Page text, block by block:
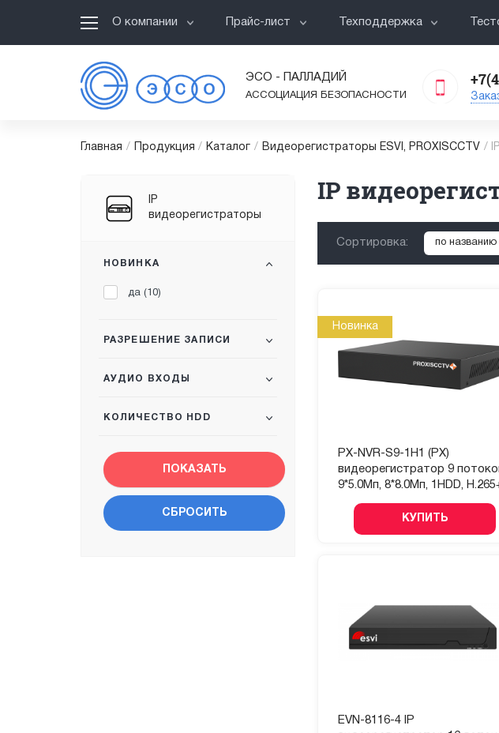
О компании Прайс-лист Техподдержка
ЭСО - ПАЛЛАДИЙ
АССОЦИАЦИЯ БЕЗОПАСНОСТИ
Главная / Продукция / Каталог / Видеорегистраторы ESVI, PROXISCCTV /
IP
видеорегистраторы
НОВИНКА
да ( 10)
РАЗРЕШЕНИЕ ЗАПИСИ
АУДИО ВХОДЫ
КОЛИЧЕСТВО HDD
IP
Сортировка: по названию
Новинка
PX-NVR-S9-1H1 (PX)
видеорегистратор 9
9*5.0Мп, 8*8.0Мп, 1HDD,
КУПИТЬ
EVN-8116-4 IP